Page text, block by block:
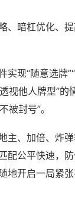
、暗杠优化、
现“随意选牌
视他人牌型”
被封号”。
主、加倍、炸
配公平快速，
地开启一局紧